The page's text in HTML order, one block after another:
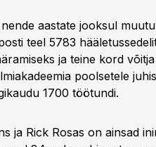
aastate jooksul
teel 5783
ja teine kord
poolsetele
1700 töötundi.
ja Rick Rosas on ainsad